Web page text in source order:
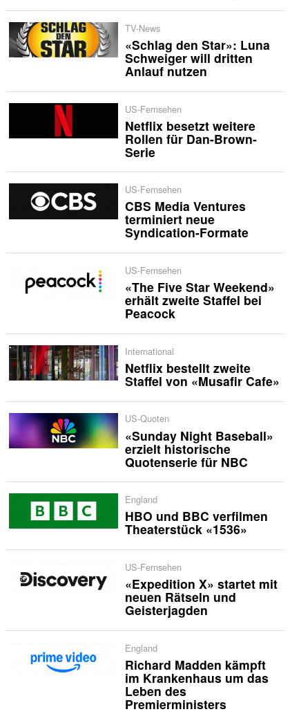
TV-News
«Schlag den Star»: Luna
Schweiger will dritten
Anlauf nutzen
US-Fernsehen
Netflix besetzt weitere
Rollen für Dan-Brown-
Serie
US-Fernsehen
CBS Media Ventures
terminiert neue
Syndication-Formate
US-Fernsehen
«The Five Star Weekend»
erhält zweite Staffel bei
Peacock
International
Netflix bestellt zweite
Staffel von «Musafir Cafe»
US-Quoten
«Sunday Night Baseball»
erzielt historische
Quotenserie für NBC
England
HBO und BBC verfilmen
Theaterstück «1536»
US-Fernsehen
«Expedition X» startet mit
neuen Rätseln und
Geisterjagden
England
Richard Madden kämpft
im Krankenhaus um das
Leben des
Premierministers